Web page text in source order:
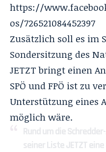
https://
os/726521084452397
Zusätzlich soll es im
Sondersitzung des
JETZT bringt einen
SPÖ und FPÖ ist zu
Unterstützung eines
möglich wäre.
Rund um die
seiner Liste JETZT